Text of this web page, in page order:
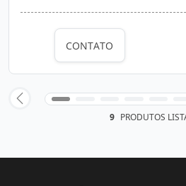
CONTATO
9 PRODUTOS